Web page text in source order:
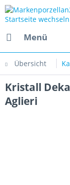
Menü
Übersicht
Kristall
Aglieri